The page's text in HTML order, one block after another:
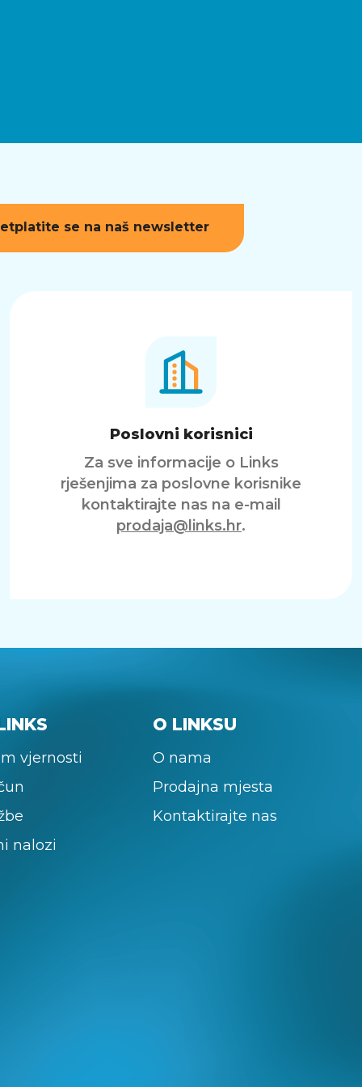
se na naš newsletter
Poslovni korisnici
Za sve informacije o Links
rješenjima za poslovne korisnike
kontaktirajte nas na e-mail
prodaja@links.hr.
vjernosti
nalozi
O LINKSU
O nama
Prodajna mjesta
Kontaktirajte nas